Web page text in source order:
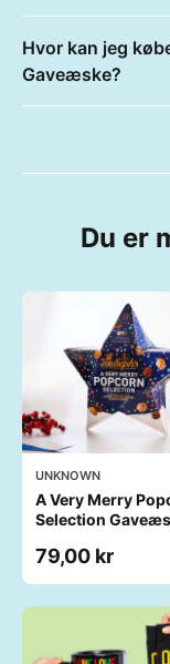
Hvor kan jeg
Gaveæske?
Du er
UNKNOWN
A Very Merry
Selection
79,00 kr